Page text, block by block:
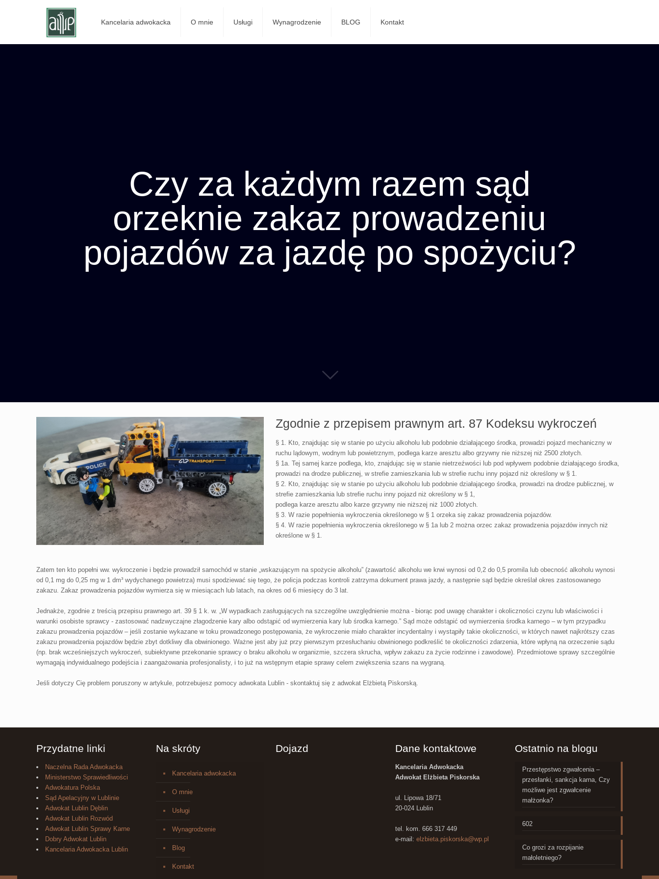
Kancelaria adwokacka O mnie Usługi Wynagrodzenie BLOG Kontakt
Czy za każdym razem sąd
orzeknie zakaz prowadzeniu
pojazdów za jazdę po spożyciu?
Zgodnie z przepisem prawnym art. 87 Kodeksu wykroczeń
§ 1. Kto, znajdując się w stanie po użyciu alkoholu lub podobnie działającego środka, prowadzi pojazd mechaniczny w
ruchu lądowym, wodnym lub powietrznym, podlega karze aresztu albo grzywny nie niższej niż 2500 złotych.
§ 1a. Tej samej karze podlega, kto, znajdując się w stanie nietrzeźwości lub pod wpływem podobnie działającego środka,
prowadzi na drodze publicznej, w strefie zamieszkania lub w strefie ruchu inny pojazd niż określony w § 1.
§ 2. Kto, znajdując się w stanie po użyciu alkoholu lub podobnie działającego środka, prowadzi na drodze publicznej, w
strefie zamieszkania lub strefie ruchu inny pojazd niż określony w § 1,
podlega karze aresztu albo karze grzywny nie niższej niż 1000 złotych.
§ 3. W razie popełnienia wykroczenia określonego w § 1 orzeka się zakaz prowadzenia pojazdów.
§ 4. W razie popełnienia wykroczenia określonego w § 1a lub 2 można orzec zakaz prowadzenia pojazdów innych niż
określone w § 1.
Zatem ten kto popełni ww. wykroczenie i będzie prowadził samochód w stanie „wskazującym na spożycie alkoholu” (zawartość alkoholu we krwi wynosi od 0,2 do 0,5 promila lub obecność alkoholu wynosi
od 0,1 mg do 0,25 mg w 1 dm³ wydychanego powietrza) musi spodziewać się tego, że policja podczas kontroli zatrzyma dokument prawa jazdy, a następnie sąd będzie określał okres zastosowanego
zakazu. Zakaz prowadzenia pojazdów wymierza się w miesiącach lub latach, na okres od 6 miesięcy do 3 lat.
Jednakże, zgodnie z treścią przepisu prawnego art. 39 § 1 k. w. „W wypadkach zasługujących na szczególne uwzględnienie można - biorąc pod uwagę charakter i okoliczności czynu lub właściwości i
warunki osobiste sprawcy - zastosować nadzwyczajne złagodzenie kary albo odstąpić od wymierzenia kary lub środka karnego.” Sąd może odstąpić od wymierzenia środka karnego – w tym przypadku
zakazu prowadzenia pojazdów – jeśli zostanie wykazane w toku prowadzonego postępowania, że wykroczenie miało charakter incydentalny i wystąpiły takie okoliczności, w których nawet najkrótszy czas
zakazu prowadzenia pojazdów będzie zbyt dotkliwy dla obwinionego. Ważne jest aby już przy pierwszym przesłuchaniu obwinionego podkreślić te okoliczności zdarzenia, które wpłyną na orzeczenie sądu
(np. brak wcześniejszych wykroczeń, subiektywne przekonanie sprawcy o braku alkoholu w organizmie, szczera skrucha, wpływ zakazu za życie rodzinne i zawodowe). Przedmiotowe sprawy szczególnie
wymagają indywidualnego podejścia i zaangażowania profesjonalisty, i to już na wstępnym etapie sprawy celem zwiększenia szans na wygraną.
Jeśli dotyczy Cię problem poruszony w artykule, potrzebujesz pomocy adwokata Lublin - skontaktuj się z adwokat Elżbietą Piskorską.
Przydatne linki
Naczelna Rada Adwokacka
Ministerstwo Sprawiedliwości
Adwokatura Polska
Sąd Apelacyjny w Lublinie
Adwokat Lublin Dęblin
Adwokat Lublin Rozwód
Adwokat Lublin Sprawy Karne
Dobry Adwokat Lublin
Kancelaria Adwokacka Lublin
Na skróty
Kancelaria adwokacka
O mnie
Usługi
Wynagrodzenie
Blog
Kontakt
Dojazd Dane kontaktowe
Kancelaria Adwokacka
Adwokat Elżbieta Piskorska
ul. Lipowa 18/71
20-024 Lublin
tel. kom. 666 317 449
e-mail:elzbieta.piskorska@wp.pl
Ostatnio na blogu
Przestępstwo zgwałcenia –
przesłanki, sankcja karna, Czy
możliwe jest zgwałcenie
małżonka?
602
Co grozi za rozpijanie
małoletniego?